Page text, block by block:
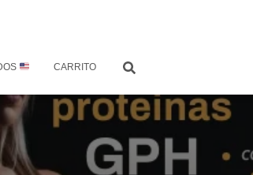
CARRITO